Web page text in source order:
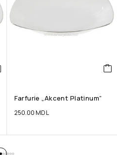
Farfurie „Akcent Platinum”
250.00 MDL